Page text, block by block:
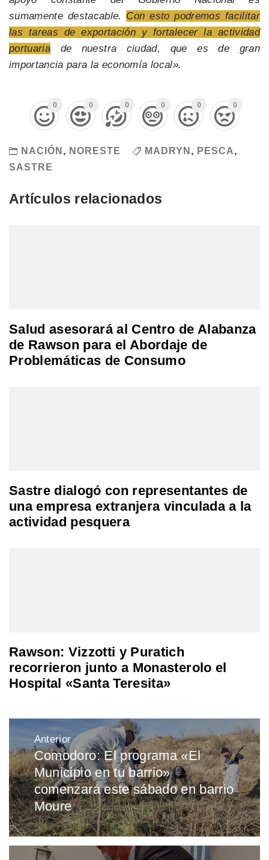
sumamente destacable. Con esto podremos facilitar
las tareas de exportación y fortalecer la actividad
portuaria de nuestra ciudad, que es de gran
importancia para la economía local».
0 0 0 0 0 0
NACIÓN , NORESTE MADRYN , PESCA,
SASTRE
Artículos relacionados
Salud asesorará al Centro de Alabanza
de Rawson para el Abordaje de
Problemáticas de Consumo
Sastre dialogó con representantes de
una empresa extranjera vinculada a la
actividad pesquera
Rawson: Vizzotti y Puratich
recorrieron junto a Monasterolo el
Hospital «Santa Teresita»
Navegación
de
entradas
Anterior
Entrada
anterior:
Comodoro: El programa «El
Municipio en tu barrio»
comenzará este sábado en barrio
Moure